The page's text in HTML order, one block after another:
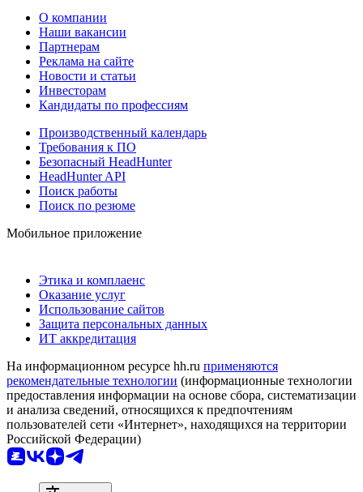
О компании
Наши вакансии
Партнерам
Реклама на сайте
Новости и статьи
Инвесторам
Кандидаты по профессиям
Производственный календарь
Требования к ПО
Безопасный HeadHunter
HeadHunter API
Поиск работы
Поиск по резюме
Мобильное приложение
Этика и комплаенс
Оказание услуг
Использование сайтов
Защита персональных данных
ИТ аккредитация
На информационном ресурсе hh.ru применяются
рекомендательные технологии (информационные технологии
предоставления информации на основе сбора, систематизации
и анализа сведений, относящихся к предпочтениям
пользователей сети «Интернет», находящихся на территории
Российской Федерации)